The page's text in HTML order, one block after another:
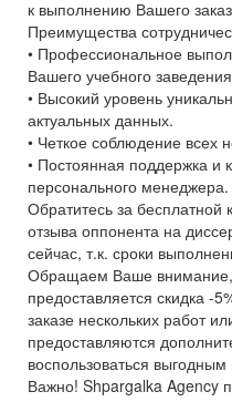
к выполнению Вашего
Преимущества
• Профессиональное
Вашего учебного
• Высокий уровень
актуальных данных.
• Четкое соблюдение всех
• Постоянная поддержка и
персонального менеджера.
Обратитесь за бесплатной
отзыва оппонента на
сейчас, т.к. сроки
Обращаем Ваше внимание,
предоставляется скидка -
заказе нескольких работ
предоставляются
воспользоваться
Важно! Shpargalka Agency